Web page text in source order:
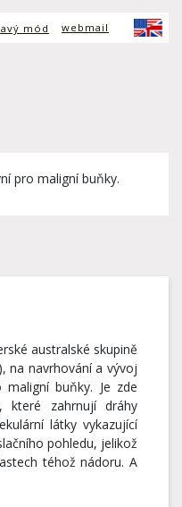
mód webmail
pro maligní buňky.
australské skupině
na navrhování a vývoj
buňky. Je zde
které zahrnují dráhy
látky vykazující
pohledu, jelikož
téhož nádoru. A